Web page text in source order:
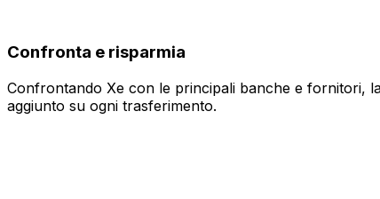
Confronta e risparmia
Confrontando Xe con le principali banche e fornitori,
aggiunto su ogni trasferimento.